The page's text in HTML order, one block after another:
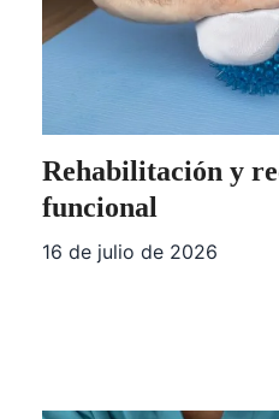
Rehabilitación y
funcional
16 de julio de 2026